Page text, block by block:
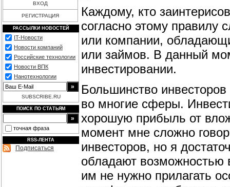
ВХОД
РЕГИСТРАЦИЯ
РАССЫЛКИ НОВОСТЕЙ
IT-Новости
Новости компаний
Российские технологии
Новости ВПК
Нанотехнологии
SUBSCRIBE.RU
ПОИСК ПО СТАТЬЯМ
точная фраза
RSS-ЛЕНТА
Подписаться
Каждому, кто
согласно этому правилу
или компании,
или займов. В данный
инвестировании.
Большинство
во многие сферы.
хорошую прибыль от
момент мне сложно
инвесторов, но я
обладают возможностью
им не нужно прилагать